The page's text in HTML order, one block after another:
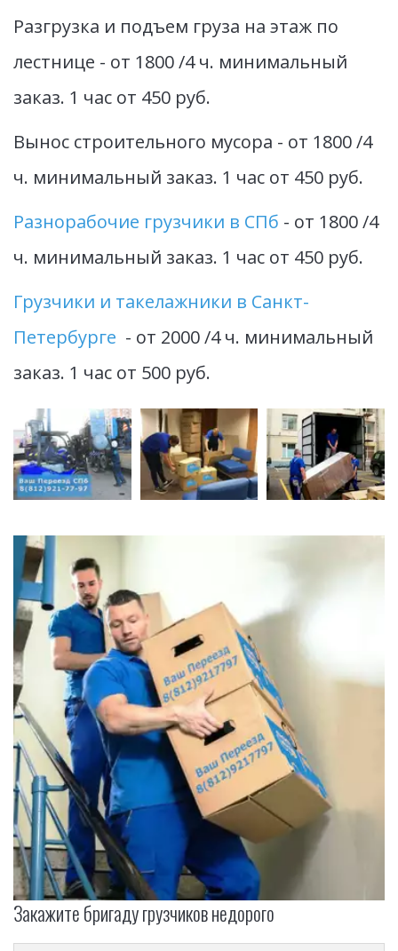
Разгрузка и подъем груза на этаж по
лестнице - от 1800 /4 ч. минимальный
заказ. 1 час от 450 руб.
Вынос строительного мусора - от 1800 /4
ч. минимальный заказ. 1 час от 450 руб.
Разнорабочие грузчики в СПб - от 1800 /4
ч. минимальный заказ. 1 час от 450 руб.
Грузчики и такелажники в Санкт-
Петербурге
  - от 2000 /4 ч. минимальный
заказ. 1 час от 500 руб.
Закажите бригаду грузчиков недорого